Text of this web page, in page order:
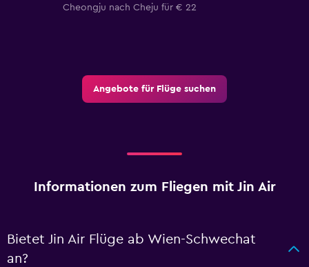
Cheongju nach Cheju für € 22
Angebote für Flüge suchen
Informationen zum Fliegen mit Jin Air
Bietet Jin Air Flüge ab Wien-Schwechat
an?